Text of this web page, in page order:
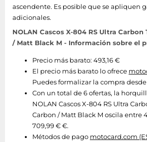
ascendente. Es posible que se apliquen
adicionales.
NOLAN Cascos X-804 RS Ultra
/ Matt Black M - Información sobre el
Precio más barato: 493,16 €
El precio más barato lo ofrece
Puedes formalizar la compra
Con un total de 6 ofertas, la
NOLAN Cascos X-804 RS Ultra
Carbon / Matt Black M oscila entre
709,99 € €.
Métodos de pago motocard.com